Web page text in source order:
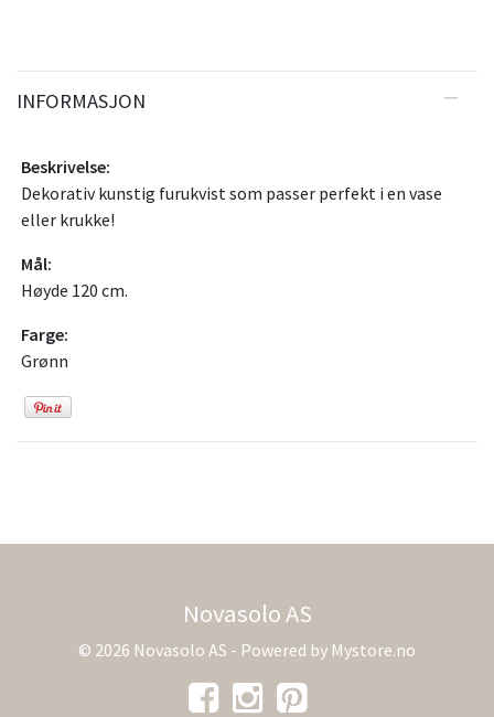
INFORMASJON
Beskrivelse:
Dekorativ kunstig furukvist som passer perfekt i en vase
eller krukke!
Mål:
Høyde 120 cm.
Farge:
Grønn
Novasolo AS
© 2026 Novasolo AS - Powered by Mystore.no